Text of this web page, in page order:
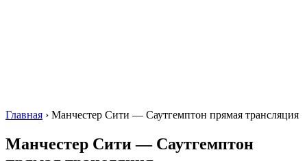
Главная › Манчестер Сити — Саутгемптон прямая трансляция
Манчестер Сити — Саутгемптон